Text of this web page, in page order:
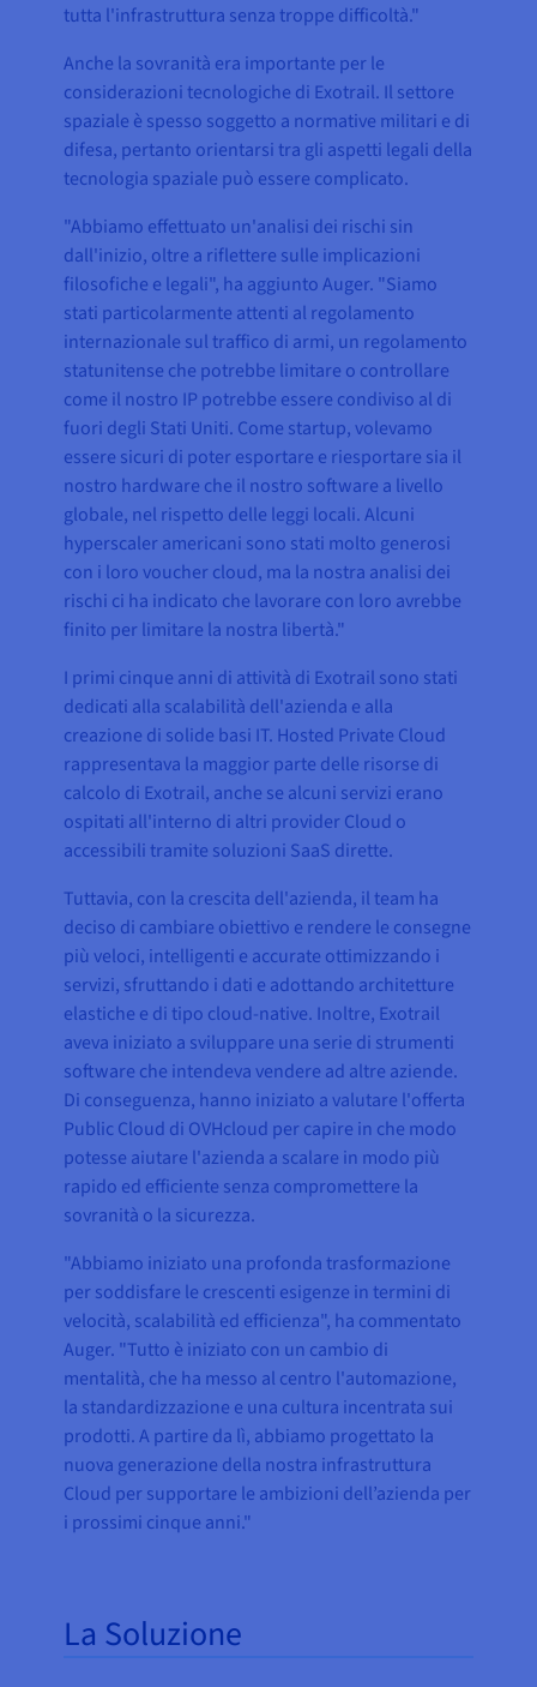
tutta l'infrastruttura senza troppe difficoltà."
Anche la sovranità era importante per le
considerazioni tecnologiche di Exotrail. Il settore
spaziale è spesso soggetto a normative militari e di
difesa, pertanto orientarsi tra gli aspetti legali della
tecnologia spaziale può essere complicato.
"Abbiamo effettuato un'analisi dei rischi sin
dall'inizio, oltre a riflettere sulle implicazioni
filosofiche e legali", ha aggiunto Auger. "Siamo
stati particolarmente attenti al regolamento
internazionale sul traffico di armi, un regolamento
statunitense che potrebbe limitare o controllare
come il nostro IP potrebbe essere condiviso al di
fuori degli Stati Uniti. Come startup, volevamo
essere sicuri di poter esportare e riesportare sia il
nostro hardware che il nostro software a livello
globale, nel rispetto delle leggi locali. Alcuni
hyperscaler americani sono stati molto generosi
con i loro voucher cloud, ma la nostra analisi dei
rischi ci ha indicato che lavorare con loro avrebbe
finito per limitare la nostra libertà."
I primi cinque anni di attività di Exotrail sono stati
dedicati alla scalabilità dell'azienda e alla
creazione di solide basi IT. Hosted Private Cloud
rappresentava la maggior parte delle risorse di
calcolo di Exotrail, anche se alcuni servizi erano
ospitati all'interno di altri provider Cloud o
accessibili tramite soluzioni SaaS dirette.
Tuttavia, con la crescita dell'azienda, il team ha
deciso di cambiare obiettivo e rendere le consegne
più veloci, intelligenti e accurate ottimizzando i
servizi, sfruttando i dati e adottando architetture
elastiche e di tipo cloud-native. Inoltre, Exotrail
aveva iniziato a sviluppare una serie di strumenti
software che intendeva vendere ad altre aziende.
Di conseguenza, hanno iniziato a valutare l'offerta
Public Cloud di OVHcloud per capire in che modo
potesse aiutare l'azienda a scalare in modo più
rapido ed efficiente senza compromettere la
sovranità o la sicurezza.
"Abbiamo iniziato una profonda trasformazione
per soddisfare le crescenti esigenze in termini di
velocità, scalabilità ed efficienza", ha commentato
Auger. "Tutto è iniziato con un cambio di
mentalità, che ha messo al centro l'automazione,
la standardizzazione e una cultura incentrata sui
prodotti. A partire da lì, abbiamo progettato la
nuova generazione della nostra infrastruttura
Cloud per supportare le ambizioni dell’azienda per
i prossimi cinque anni."
La Soluzione